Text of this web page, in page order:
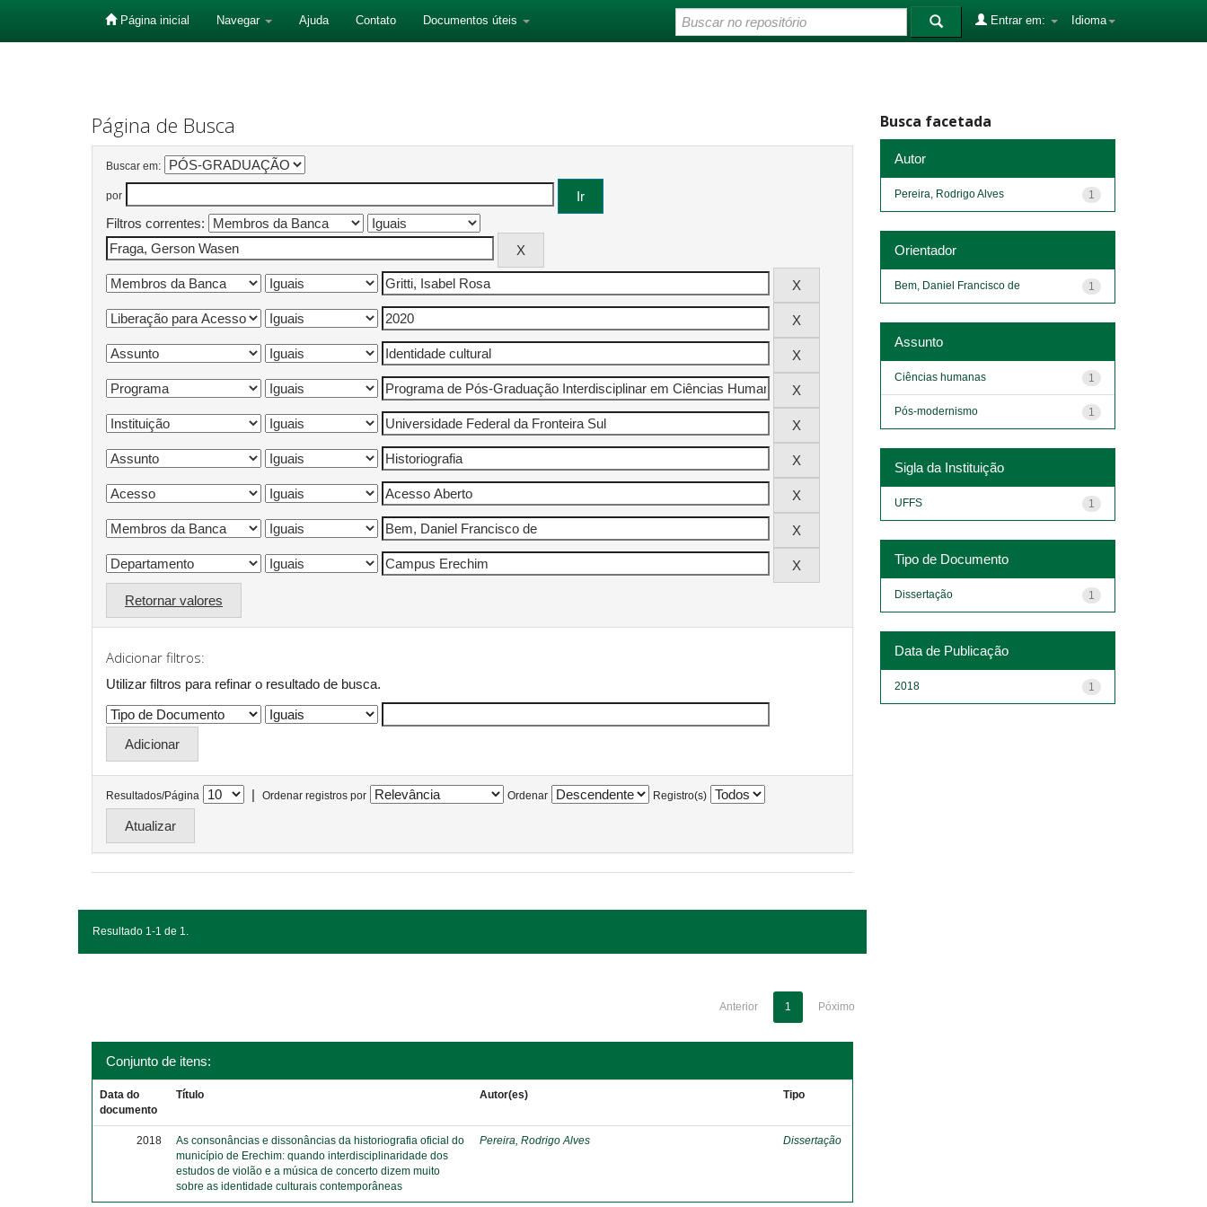
Página inicial Navegar Ajuda Contato Documentos úteis Idioma
Entrar em:
Página de Busca
Buscar em:
por
Filtros correntes:
Retornar valores
Adicionar filtros:
Utilizar filtros para refinar o resultado de busca.
Resultados/Página | Ordenar registros por Ordenar Registro(s)
Resultado 1-1 de 1.
Anterior 1 Póximo
Conjunto de itens:
Data do
documento
Título Autor(es) Tipo
2018
As consonâncias e dissonâncias da historiografia oficial do
município de Erechim: quando interdisciplinaridade dos
estudos de violão e a música de concerto dizem muito
sobre as identidade culturais contemporâneas
Pereira, Rodrigo Alves Dissertação
Busca facetada
Autor
1
Pereira, Rodrigo Alves
Orientador
1
Bem, Daniel Francisco de
Assunto
1
Ciências humanas
1
Pós-modernismo
Sigla da Instituição
1
UFFS
Tipo de Documento
1
Dissertação
Data de Publicação
1
2018